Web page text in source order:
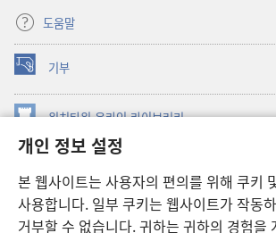
개인 정보 설정
본 웹사이트는 사용자의 편의를 위해 쿠키
사용합니다. 일부 쿠키는 웹사이트가 작동
거부할 수 없습니다. 귀하는 귀하의 경험을
도움말
기부
(새로운
창
열기) 워치타워 온라인 라이브러리
창
JW Hub ®
창
열기) JW 라이브러리